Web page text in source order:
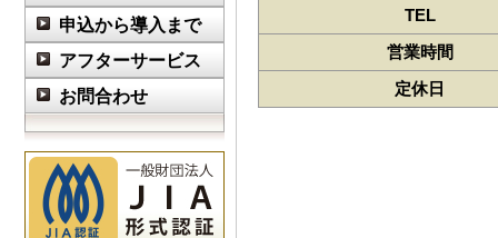
申込から導入まで
アフターサービス
お問合わせ
TEL
営業時間
定休日